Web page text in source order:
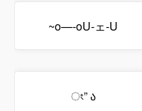
~o—-oU-ェ-U
ং” ა